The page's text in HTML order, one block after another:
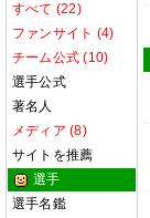
すべて (22)
ファンサイト (4)
チーム公式 (10)
選手公式
著名人
メディア (8)
サイトを推薦
選手
選手名鑑